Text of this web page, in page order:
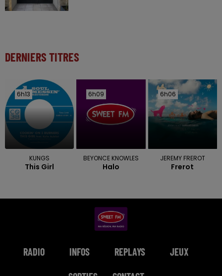
DERNIERS TITRES
6h13
6h13
KUNGS
This Girl
6h09
6h09
BEYONCE KNOWLES
Halo
6h06
6h06
JEREMY FREROT
Frerot
RADIO INFOS REPLAYS JEUX